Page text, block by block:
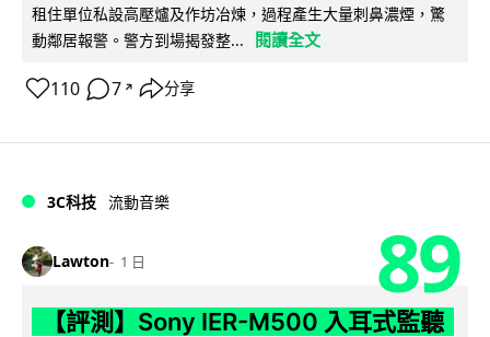
租住單位私設高壓爐及作坊冶煉，過程產生大量刺鼻濃煙，驚
動鄰居報警。警方到場揭發整...
閱讀全文
110 7 ↗ 分享
3C科技 流動音樂
Lawton 1 日 89
【評測】Sony IER-M500 入耳式監聽